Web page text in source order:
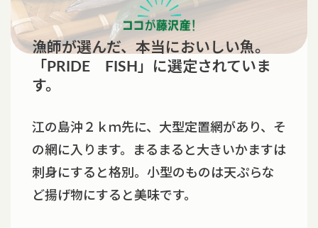
漁師が選んだ、本当においしい魚。
「PRIDE FISH」に選定されていま
す。
江の島沖２ｋｍ先に、大型定置網があり、そ
の網に入ります。まるまると大きいかますは
刺身にすると格別。小型のものは天ぷらな
ど揚げ物にすると美味です。